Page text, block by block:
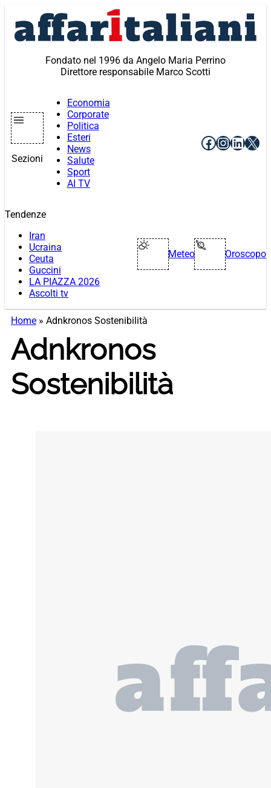
contenuto
Fondato nel 1996 da Angelo Maria Perrino
Direttore responsabile Marco Scotti
Sezioni
Economia
Corporate
Politica
Esteri
News
Salute
Sport
AI TV
Facebook
X
Tendenze
Iran
Ucraina
Ceuta
Guccini
LA PIAZZA 2026
Ascolti tv
Meteo Oroscopo
Home » Adnkronos Sostenibilità
Adnkronos
Sostenibilità